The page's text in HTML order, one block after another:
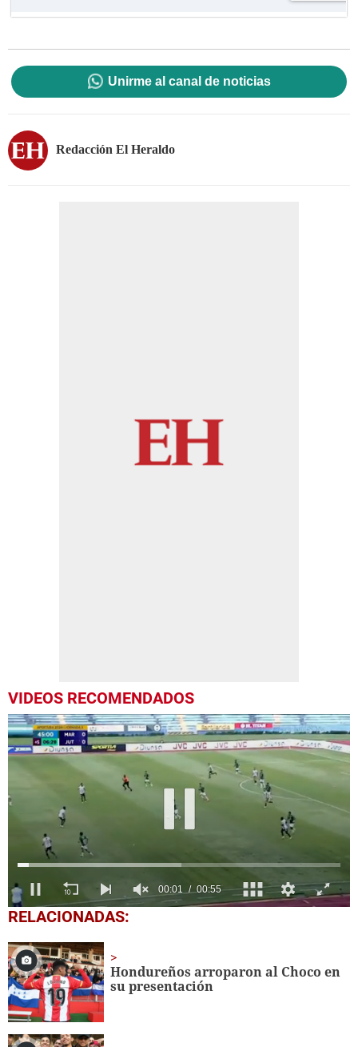
Unirme al canal de noticias
Redacción El Heraldo
VIDEOS RECOMENDADOS
0
seconds
55
seconds
RELACIONADAS:
Hondureños arroparon al Choco en
su presentación